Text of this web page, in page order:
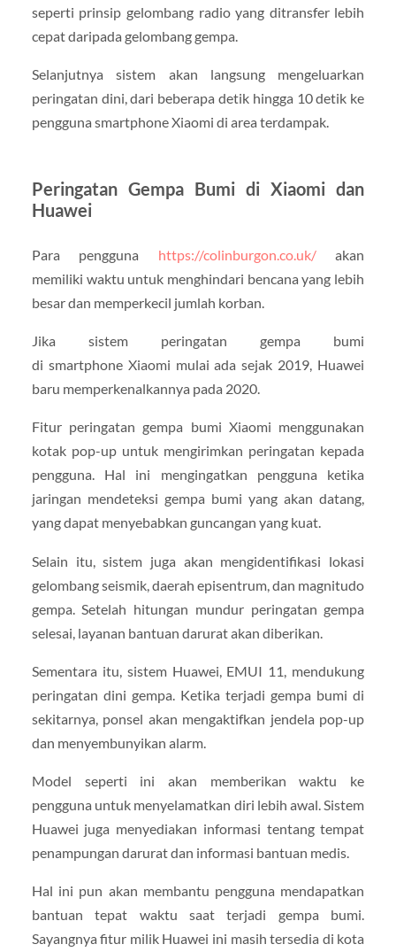
seperti prinsip gelombang radio yang ditransfer lebih
cepat daripada gelombang gempa.
Selanjutnya sistem akan langsung mengeluarkan
peringatan dini, dari beberapa detik hingga 10 detik ke
pengguna smartphone Xiaomi di area terdampak.
Peringatan Gempa Bumi di Xiaomi dan
Huawei
Para pengguna https://colinburgon.co.uk/akan
memiliki waktu untuk menghindari bencana yang lebih
besar dan memperkecil jumlah korban.
Jika sistem peringatan gempa bumi
di smartphone Xiaomi mulai ada sejak 2019, Huawei
baru memperkenalkannya pada 2020.
Fitur peringatan gempa bumi Xiaomi menggunakan
kotak pop-up untuk mengirimkan peringatan kepada
pengguna. Hal ini mengingatkan pengguna ketika
jaringan mendeteksi gempa bumi yang akan datang,
yang dapat menyebabkan guncangan yang kuat.
Selain itu, sistem juga akan mengidentifikasi lokasi
gelombang seismik, daerah episentrum, dan magnitudo
gempa. Setelah hitungan mundur peringatan gempa
selesai, layanan bantuan darurat akan diberikan.
Sementara itu, sistem Huawei, EMUI 11, mendukung
peringatan dini gempa. Ketika terjadi gempa bumi di
sekitarnya, ponsel akan mengaktifkan jendela pop-up
dan menyembunyikan alarm.
Model seperti ini akan memberikan waktu ke
pengguna untuk menyelamatkan diri lebih awal. Sistem
Huawei juga menyediakan informasi tentang tempat
penampungan darurat dan informasi bantuan medis.
Hal ini pun akan membantu pengguna mendapatkan
bantuan tepat waktu saat terjadi gempa bumi.
Sayangnya fitur milik Huawei ini masih tersedia di kota